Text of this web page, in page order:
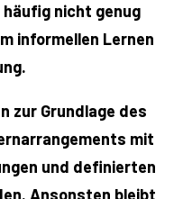
nicht genug
informellen Lernen
zur Grundlage des
mit
und definierten
Ansonsten bleibt